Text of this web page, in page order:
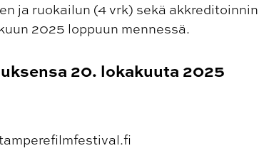
ja ruokailun (4 vrk) sekä akkreditoinnin
2025 loppuun mennessä.
20. lokakuuta 2025